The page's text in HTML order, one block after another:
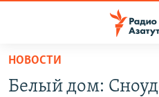
Перейти
основному
НОВОСТИ
Белый дом: